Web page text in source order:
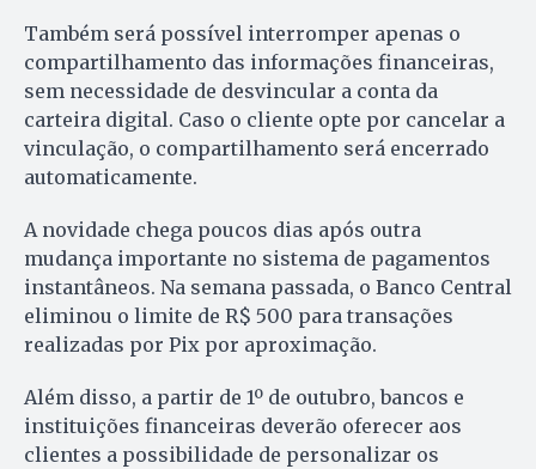
Também será possível interromper apenas o
compartilhamento das informações financeiras,
sem necessidade de desvincular a conta da
carteira digital. Caso o cliente opte por cancelar a
vinculação, o compartilhamento será encerrado
automaticamente.
A novidade chega poucos dias após outra
mudança importante no sistema de pagamentos
instantâneos. Na semana passada, o Banco Central
eliminou o limite de R$ 500 para transações
realizadas por Pix por aproximação.
Além disso, a partir de 1º de outubro, bancos e
instituições financeiras deverão oferecer aos
clientes a possibilidade de personalizar os